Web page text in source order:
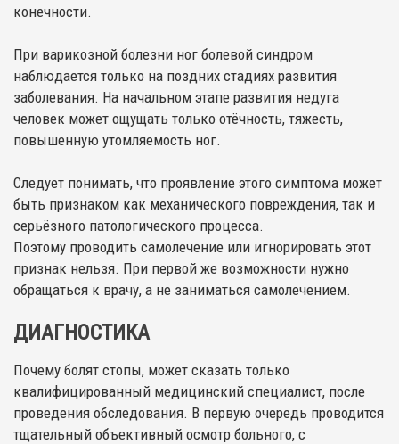
конечности.
При варикозной болезни ног болевой синдром
наблюдается только на поздних стадиях развития
заболевания. На начальном этапе развития недуга
человек может ощущать только отёчность, тяжесть,
повышенную утомляемость ног.
Следует понимать, что проявление этого симптома может
быть признаком как механического повреждения, так и
серьёзного патологического процесса.
Поэтому проводить самолечение или игнорировать этот
признак нельзя. При первой же возможности нужно
обращаться к врачу, а не заниматься самолечением.
ДИАГНОСТИКА
Почему болят стопы, может сказать только
квалифицированный медицинский специалист, после
проведения обследования. В первую очередь проводится
тщательный объективный осмотр больного, с